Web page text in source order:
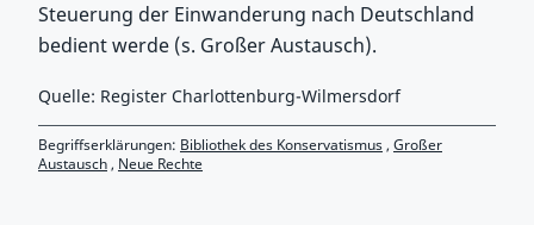
Steuerung der Einwanderung nach Deutschland
bedient werde (s. Großer Austausch).
Quelle: Register Charlottenburg-Wilmersdorf
Begriffserklärungen: Bibliothek des Konservatismus, Großer
Austausch, Neue Rechte